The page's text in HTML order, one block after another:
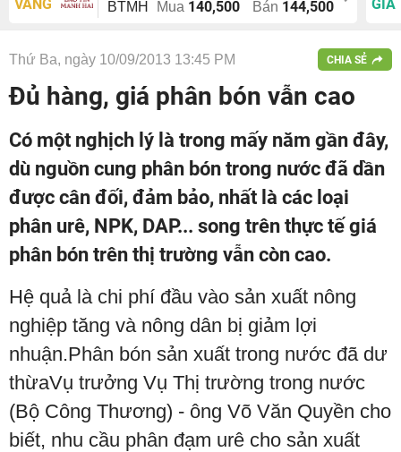
VÀNG
BTMH Mua 140,500 Bán 144,500
GIÁ
Thứ Ba, ngày 10/09/2013 13:45 PM CHIA SẺ
Đủ hàng, giá phân bón vẫn cao
Có một nghịch lý là trong mấy năm gần đây,
dù nguồn cung phân bón trong nước đã dần
được cân đối, đảm bảo, nhất là các loại
phân urê, NPK, DAP... song trên thực tế giá
phân bón trên thị trường vẫn còn cao.
Hệ quả là chi phí đầu vào sản xuất nông
nghiệp tăng và nông dân bị giảm lợi
nhuận.Phân bón sản xuất trong nước đã dư
thừaVụ trưởng Vụ Thị trường trong nước
(Bộ Công Thương) - ông Võ Văn Quyền cho
biết, nhu cầu phân đạm urê cho sản xuất